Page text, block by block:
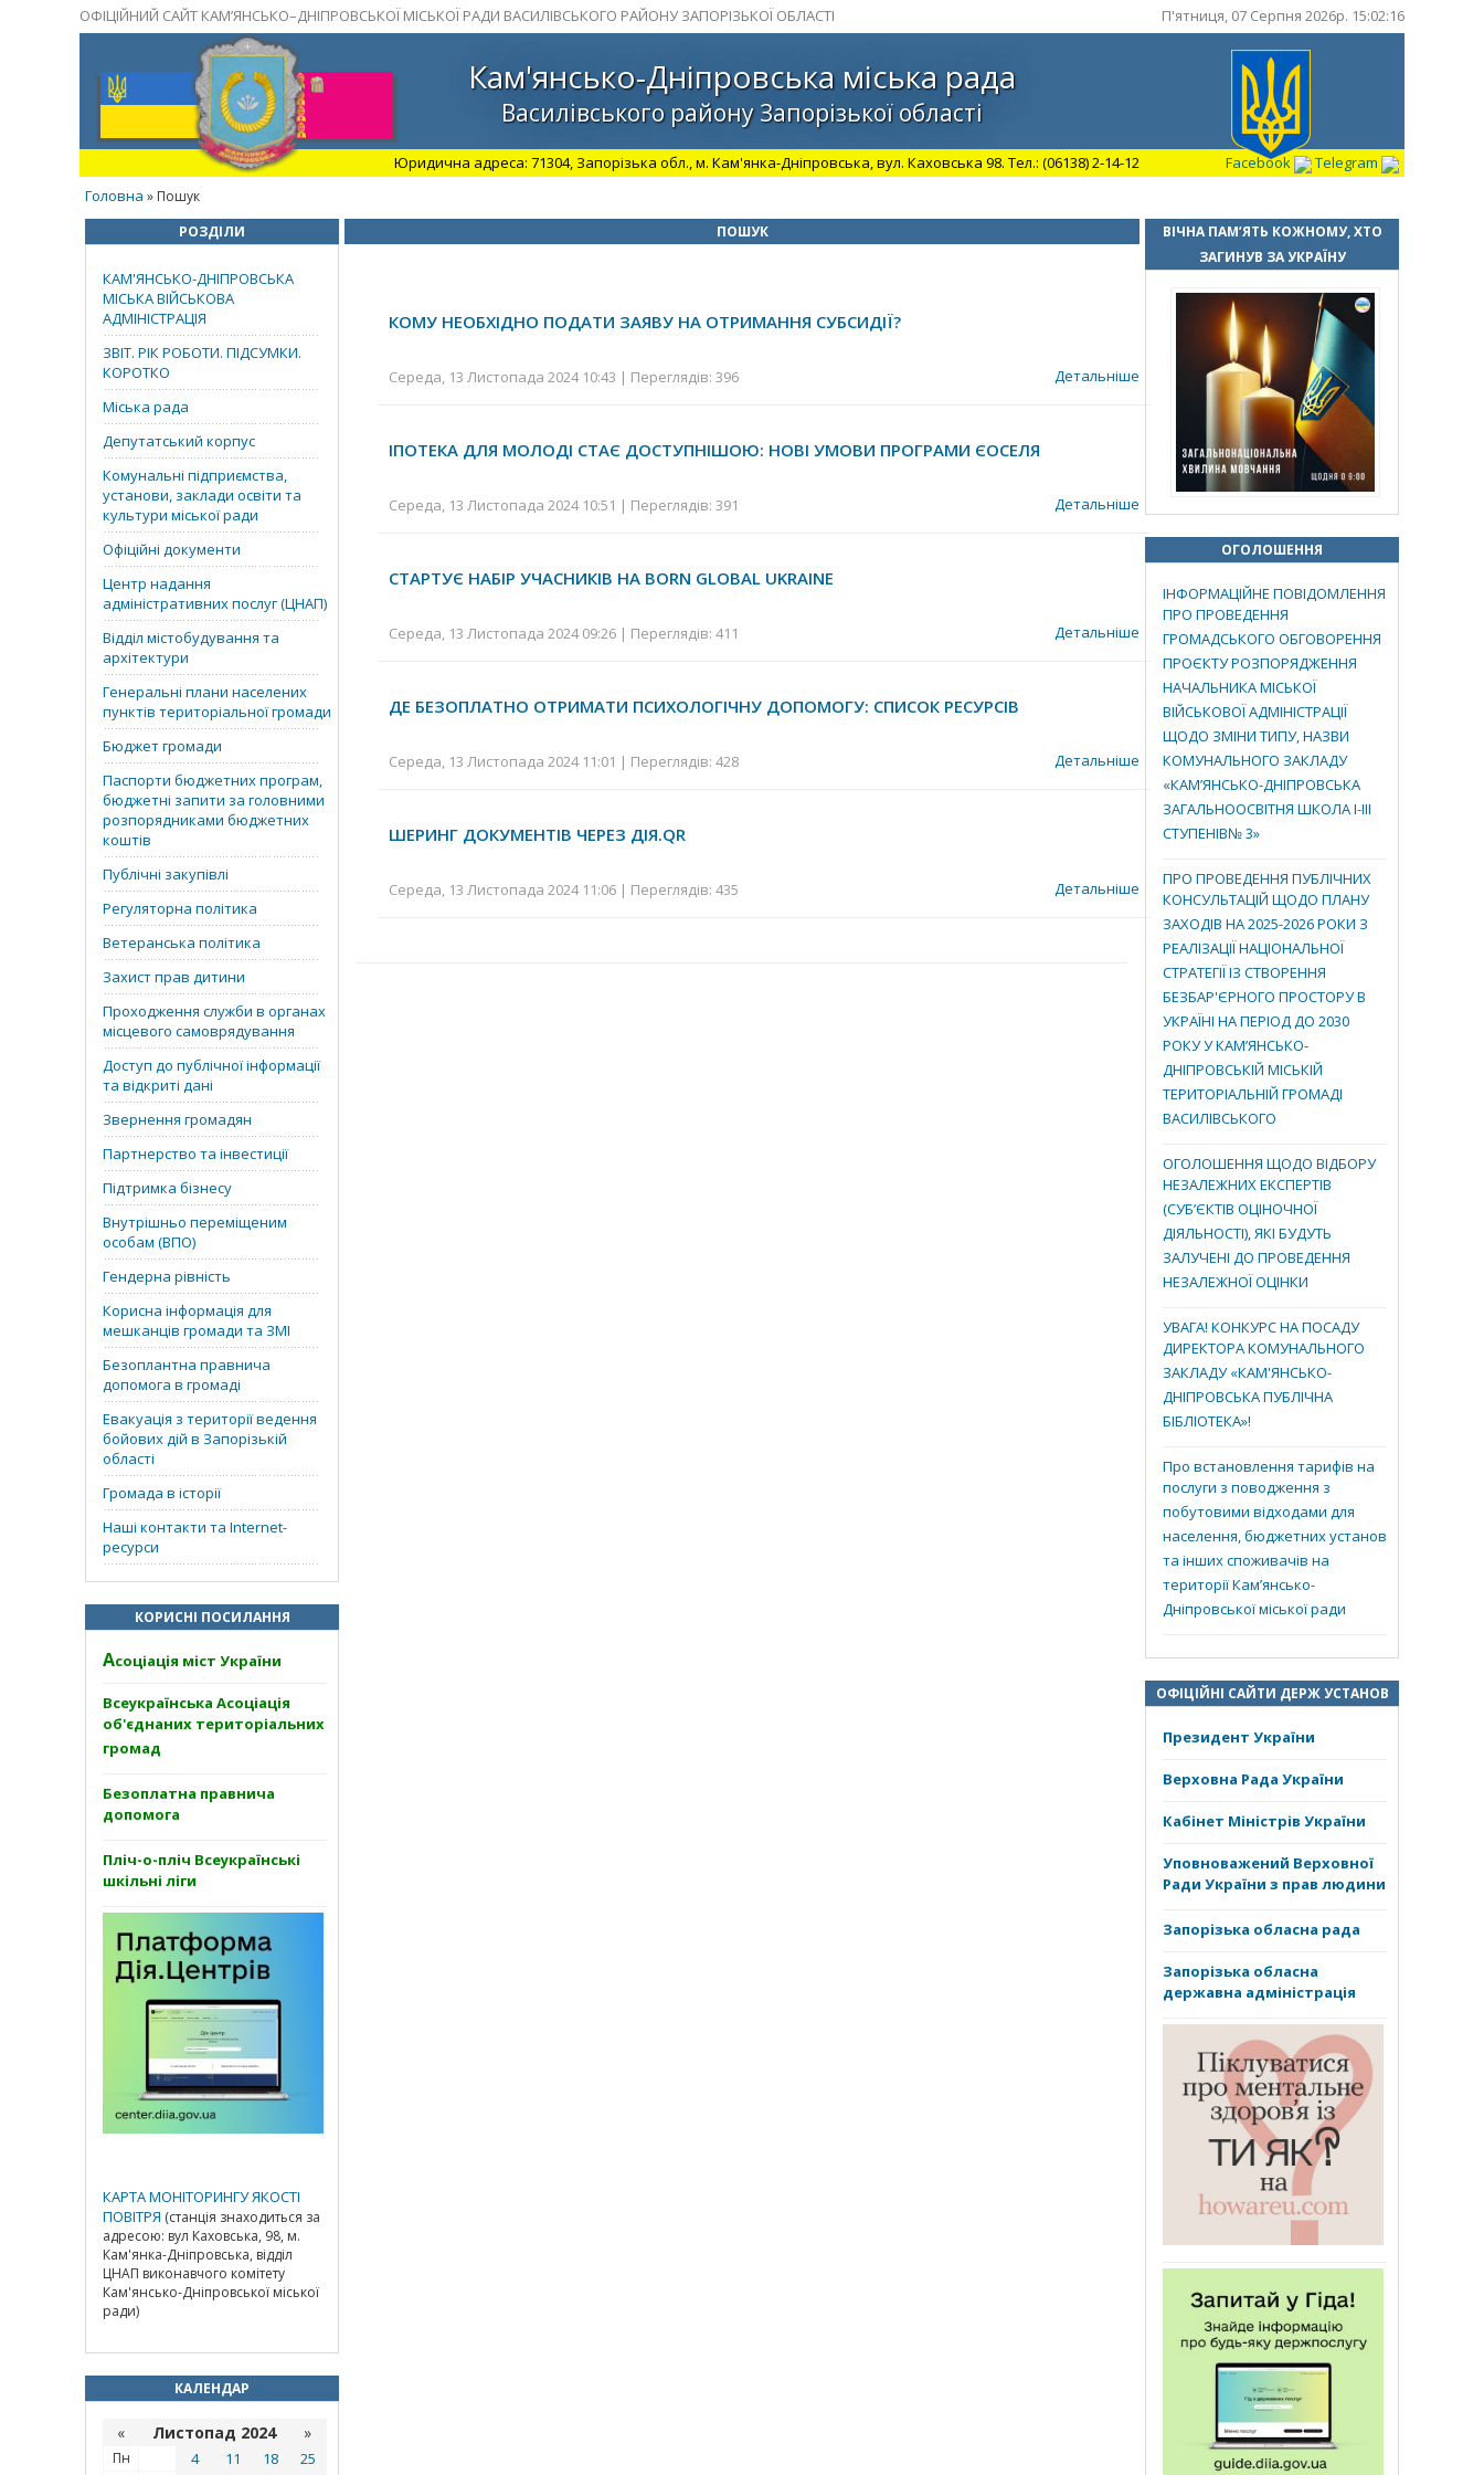
ОФІЦІЙНИЙ САЙТ КАМ’ЯНСЬКО–ДНІПРОВСЬКОЇ МІСЬКОЇ РАДИ ВАСИЛІВСЬКОГО РАЙОНУ ЗАПОРІЗЬКОЇ ОБЛАСТІ П'ятниця, 07 Серпня 2026р. 15:02:17
Кам'янсько-Дніпровська міська рада
Василівського району Запорізької області
Юридична адреса: 71304, Запорізька обл., м. Кам'янка-Дніпровська, вул. Каховська 98. Тел.: (06138) 2-14-12 Facebook
Telegram
Головна » Пошук
РОЗДІЛИ
КАМ'ЯНСЬКО-ДНІПРОВСЬКА
МІСЬКА ВІЙСЬКОВА
АДМІНІСТРАЦІЯ
ЗВІТ. РІК РОБОТИ. ПІДСУМКИ.
КОРОТКО
Міська рада
Депутатський корпус
Комунальні підприємства,
установи, заклади освіти та
культури міської ради
Офіційні документи
Центр надання
адміністративних послуг (ЦНАП)
Відділ містобудування та
архітектури
Генеральні плани населених
пунктів територіальної громади
Бюджет громади
Паспорти бюджетних програм,
бюджетні запити за головними
розпорядниками бюджетних
коштів
Публічні закупівлі
Регуляторна політика
Ветеранська політика
Захист прав дитини
Проходження служби в органах
місцевого самоврядування
Доступ до публічної інформації
та відкриті дані
Звернення громадян
Партнерство та інвестиції
Підтримка бізнесу
Внутрішньо переміщеним
особам (ВПО)
Гендерна рівність
Корисна інформація для
мешканців громади та ЗМІ
Безоплантна правнича
допомога в громаді
Евакуація з території ведення
бойових дій в Запорізькій
області
Громада в історії
Наші контакти та Internet-
ресурси
КОРИСНІ ПОСИЛАННЯ
Асоціація міст України
Всеукраїнська Асоціація
об'єднаних територіальних
громад
Безоплатна правнича
допомога
Пліч-о-пліч Всеукраїнські
шкільні ліги
КАРТА МОНІТОРИНГУ ЯКОСТІ
ПОВІТРЯ (станція знаходиться за
адресою: вул Каховська, 98, м.
Кам'янка-Дніпровська, відділ
ЦНАП виконавчого комітету
Кам'янсько-Дніпровської міської
ради)
КАЛЕНДАР
« Листопад 2024 »
Пн 4 11 18 25
ПОШУК
КОМУ НЕОБХІДНО ПОДАТИ ЗАЯВУ НА ОТРИМАННЯ СУБСИДІЇ?
Середа, 13 Листопада 2024 10:43 | Переглядів: 396 Детальніше
ІПОТЕКА ДЛЯ МОЛОДІ СТАЄ ДОСТУПНІШОЮ: НОВІ УМОВИ ПРОГРАМИ ЄОСЕЛЯ
Середа, 13 Листопада 2024 10:51 | Переглядів: 391 Детальніше
СТАРТУЄ НАБІР УЧАСНИКІВ НА BORN GLOBAL UKRAINE
Середа, 13 Листопада 2024 09:26 | Переглядів: 411 Детальніше
ДЕ БЕЗОПЛАТНО ОТРИМАТИ ПСИХОЛОГІЧНУ ДОПОМОГУ: СПИСОК РЕСУРСІВ
Середа, 13 Листопада 2024 11:01 | Переглядів: 428 Детальніше
ШЕРИНГ ДОКУМЕНТІВ ЧЕРЕЗ ДІЯ.QR
Середа, 13 Листопада 2024 11:06 | Переглядів: 435 Детальніше
ВІЧНА ПАМ’ЯТЬ КОЖНОМУ, ХТО
ЗАГИНУВ ЗА УКРАЇНУ
ОГОЛОШЕННЯ
ІНФОРМАЦІЙНЕ ПОВІДОМЛЕННЯ
ПРО ПРОВЕДЕННЯ
ГРОМАДСЬКОГО ОБГОВОРЕННЯ
ПРОЄКТУ РОЗПОРЯДЖЕННЯ
НАЧАЛЬНИКА МІСЬКОЇ
ВІЙСЬКОВОЇ АДМІНІСТРАЦІЇ
ЩОДО ЗМІНИ ТИПУ, НАЗВИ
КОМУНАЛЬНОГО ЗАКЛАДУ
«КАМ’ЯНСЬКО-ДНІПРОВСЬКА
ЗАГАЛЬНООСВІТНЯ ШКОЛА І-ІІІ
СТУПЕНІВ№ 3»
ПРО ПРОВЕДЕННЯ ПУБЛІЧНИХ
КОНСУЛЬТАЦІЙ ЩОДО ПЛАНУ
ЗАХОДІВ НА 2025-2026 РОКИ З
РЕАЛІЗАЦІЇ НАЦІОНАЛЬНОЇ
СТРАТЕГІЇ ІЗ СТВОРЕННЯ
БЕЗБАР'ЄРНОГО ПРОСТОРУ В
УКРАЇНІ НА ПЕРІОД ДО 2030
РОКУ У КАМ’ЯНСЬКО-
ДНІПРОВСЬКІЙ МІСЬКІЙ
ТЕРИТОРІАЛЬНІЙ ГРОМАДІ
ВАСИЛІВСЬКОГО
ОГОЛОШЕННЯ ЩОДО ВІДБОРУ
НЕЗАЛЕЖНИХ ЕКСПЕРТІВ
(СУБ’ЄКТІВ ОЦІНОЧНОЇ
ДІЯЛЬНОСТІ), ЯКІ БУДУТЬ
ЗАЛУЧЕНІ ДО ПРОВЕДЕННЯ
НЕЗАЛЕЖНОЇ ОЦІНКИ
УВАГА! КОНКУРС НА ПОСАДУ
ДИРЕКТОРА КОМУНАЛЬНОГО
ЗАКЛАДУ «КАМ'ЯНСЬКО-
ДНІПРОВСЬКА ПУБЛІЧНА
БІБЛІОТЕКА»!
Про встановлення тарифів на
послуги з поводження з
побутовими відходами для
населення, бюджетних установ
та інших споживачів на
території Кам’янсько-
Дніпровської міської ради
ОФІЦІЙНІ САЙТИ ДЕРЖ УСТАНОВ
Президент України
Верховна Рада України
Кабінет Міністрів України
Уповноважений Верховної
Ради України з прав людини
Запорізька обласна рада
Запорізька обласна
державна адміністрація